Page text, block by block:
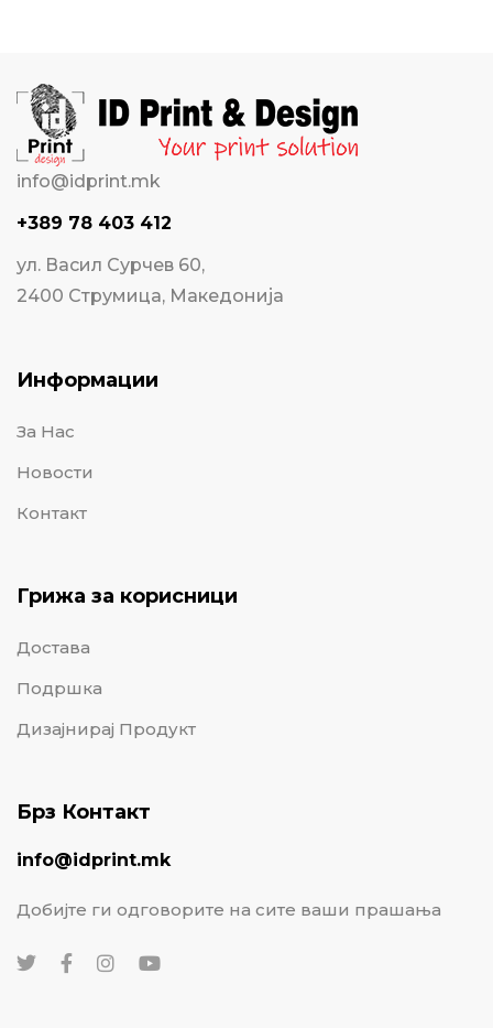
info@idprint.mk
+389 78 403 412
ул. Васил Сурчев 60,
2400 Струмица, Македонија
Информации
За Нас
Новости
Контакт
Грижа за корисници
Достава
Подршка
Дизајнирај Продукт
Брз Контакт
info@idprint.mk
Добијте ги одговорите на сите ваши прашања